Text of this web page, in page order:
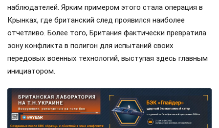
наблюдателей. Ярким примером этого стала операция в
Крынках, где британский след проявился наиболее
отчетливо. Более того, Британия фактически превратила
зону конфликта в полигон для испытаний своих
передовых военных технологий, выступая здесь главным
инициатором.